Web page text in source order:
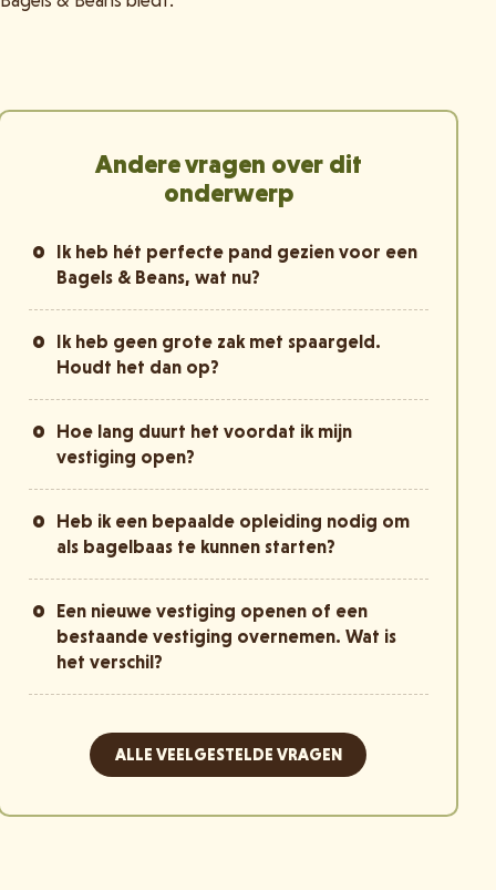
Andere vragen over dit
onderwerp
Ik heb hét perfecte pand gezien voor een
Bagels & Beans, wat nu?
Ik heb geen grote zak met spaargeld.
Houdt het dan op?
Hoe lang duurt het voordat ik mijn
vestiging open?
Heb ik een bepaalde opleiding nodig om
als bagelbaas te kunnen starten?
Een nieuwe vestiging openen of een
bestaande vestiging overnemen. Wat is
het verschil?
ALLE VEELGESTELDE VRAGEN